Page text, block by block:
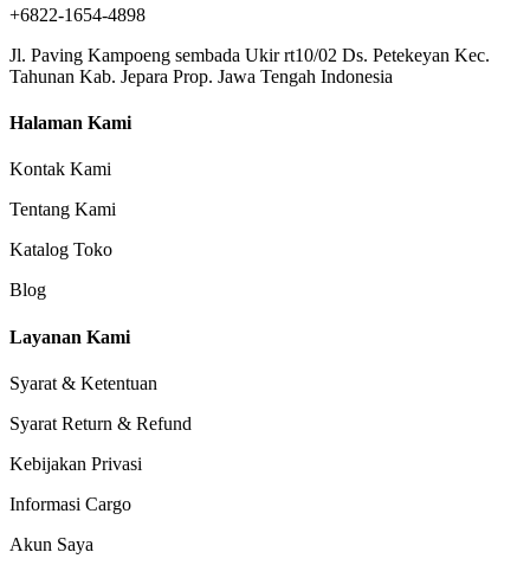
+6822-1654-4898
Jl. Paving Kampoeng sembada Ukir rt10/02 Ds. Petekeyan Kec.
Tahunan Kab. Jepara Prop. Jawa Tengah Indonesia
Halaman Kami
Kontak Kami
Tentang Kami
Katalog Toko
Blog
Layanan Kami
Syarat & Ketentuan
Syarat Return & Refund
Kebijakan Privasi
Informasi Cargo
Akun Saya